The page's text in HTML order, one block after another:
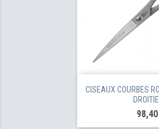
CISEAUX COURBES
Prix